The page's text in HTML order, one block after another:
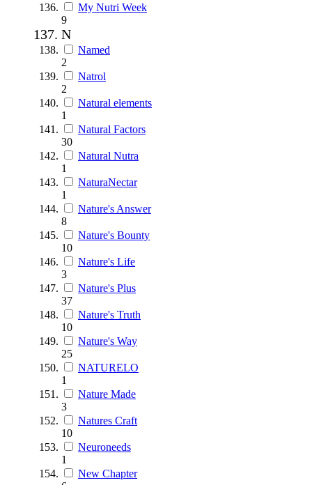
My Nutri Week
9
N
Named
2
Natrol
2
Natural elements
1
Natural Factors
30
Natural Nutra
1
NaturaNectar
1
Nature's Answer
8
Nature's Bounty
10
Nature's Life
3
Nature's Plus
37
Nature's Truth
10
Nature's Way
25
NATURELO
1
Nature Made
3
Natures Craft
10
Neuroneeds
1
New Chapter